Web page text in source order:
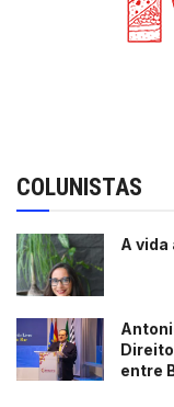
COLUNISTAS
A
entre